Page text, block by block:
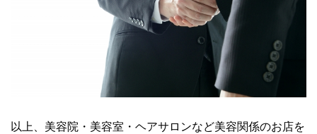
以上、美容院・美容室・ヘアサロンなど美容関係のお店を